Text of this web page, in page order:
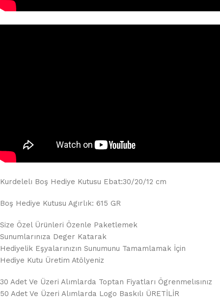
Kurdelelı Boş Hediye Kutusu Ebat:30/20/12 cm
Boş Hediye Kutusu Agırlık: 615 GR
Size Özel Ürünleri Özenle Paketlemek
Sunumlarınıza Deger Katarak
Hediyelik Eşyalarınızın Sunumunu Tamamlamak İçin
Hediye Kutu Üretim Atölyeniz
30 Adet Ve Üzeri Alımlarda Toptan Fiyatları Ögrenmelısınız
50 Adet Ve Üzeri Alımlarda Logo Baskılı ÜRETİLİR